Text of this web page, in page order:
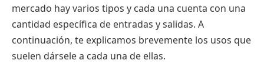
mercado hay varios tipos y cada una cuenta con una
cantidad específica de entradas y salidas. A
continuación, te explicamos brevemente los usos que
suelen dársele a cada una de ellas.